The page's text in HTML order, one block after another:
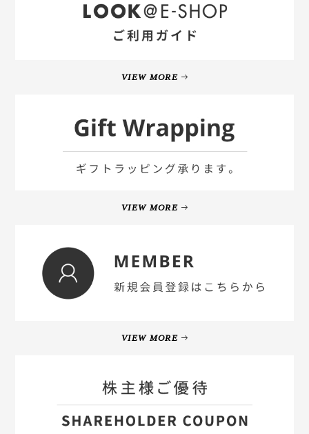
VIEW MORE
VIEW MORE
VIEW MORE